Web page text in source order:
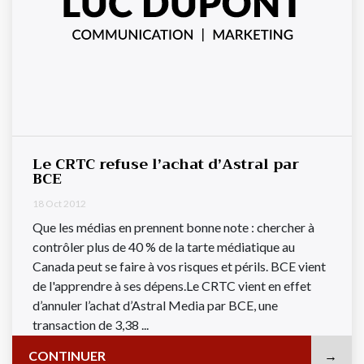
Le CRTC refuse l’achat d’Astral par
BCE
18 Oct 2012
Que les médias en prennent bonne note : chercher à
contrôler plus de 40 % de la tarte médiatique au
Canada peut se faire à vos risques et périls. BCE vient
de l'apprendre à ses dépens.Le CRTC vient en effet
d’annuler l’achat d’Astral Media par BCE, une
transaction de 3,38 ...
CONTINUER